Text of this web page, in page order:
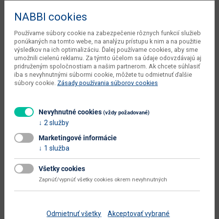
Hĺbka
počet balíkov výrobcu 3 ks
výrobcu
0.29 m3
váha s obalom výrobcu
typové označenie
šírka od - do (cm) 100 - 280
hĺbka od - do (cm) 100 - 280
dodáva sa
montáž vyžaduje zručnosť
utierať navlhko
NABBI cookies
Používame súbory cookie na zabezpečenie rôznych funkcií služieb
ponúkaných na tomto webe, na analýzu prístupu k nim a na použitie
výsledkov na ich optimalizáciu. Ďalej používame cookies, aby sme
umožnili cielenú reklamu. Za týmto účelom sa údaje odovzdávajú aj
pridruženým spoločnostiam a našim partnerom. Ak chcete súhlasiť
iba s nevyhnutnými súbormi cookie, môžete tu odmietnuť ďalšie
súbory cookie. Zásady používania súborov cookies
Nevyhnutné cookies (vždy požadované)
2 služby
Marketingové informácie
1 služba
Všetky cookies
Zapnúť/vypnúť všetky cookies okrem nevyhnutných
Odmietnuť všetky Akceptovať vybrané